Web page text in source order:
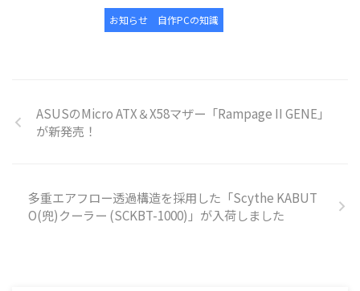
お知らせ 自作PCの知識
ASUSのMicro ATX＆X58マザー「Rampage II GENE」
が新発売！
多重エアフロー透過構造を採用した「Scythe KABUT
O(兜)クーラー (SCKBT-1000)」が入荷しました